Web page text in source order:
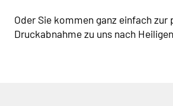
Oder Sie kommen ganz einfach zur
Druckabnahme zu uns nach